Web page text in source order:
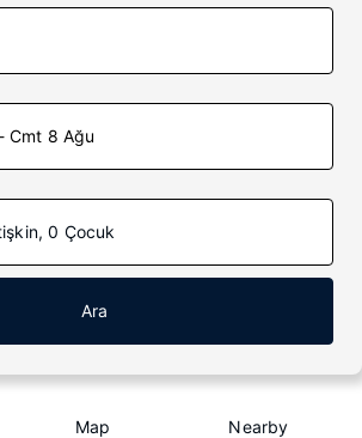
Cmt 8 Ağu
0 Çocuk
Ara
Map Nearby